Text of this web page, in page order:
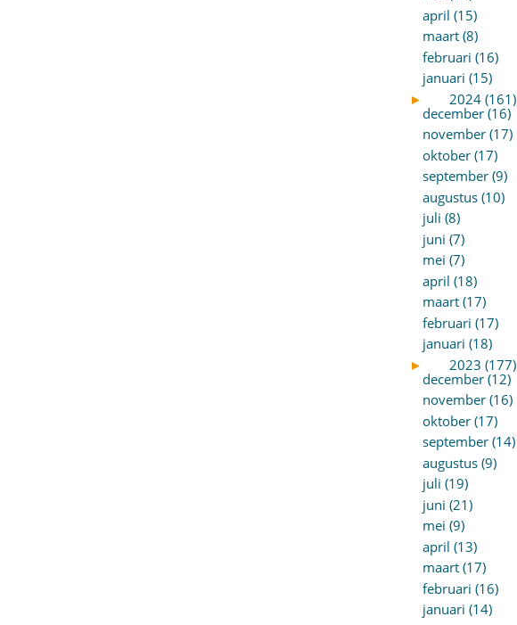
april (15)
maart (8)
februari (16)
januari (15)
►
2024 (161)
december (16)
november (17)
oktober (17)
september (9)
augustus (10)
juli (8)
juni (7)
mei (7)
april (18)
maart (17)
februari (17)
januari (18)
►
2023 (177)
december (12)
november (16)
oktober (17)
september (14)
augustus (9)
juli (19)
juni (21)
mei (9)
april (13)
maart (17)
februari (16)
januari (14)